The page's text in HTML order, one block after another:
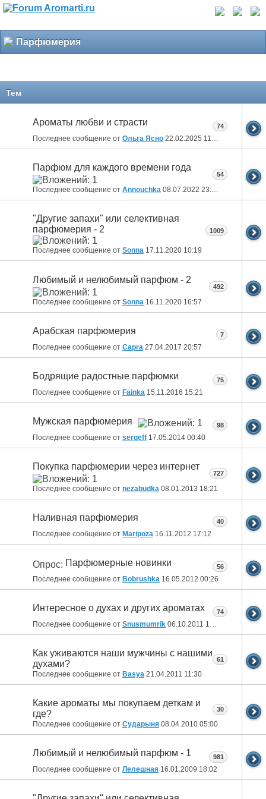
Парфюмерия
Тем
Ароматы любви и страсти
Последнее сообщение от Ольга Ясно 22.02.2025 11:18
74
Парфюм для каждого времени года
Последнее сообщение от Annouchka 08.07.2022 23:48
54
"Другие запахи" или селективная
парфюмерия - 2
Последнее сообщение от Sonna 17.11.2020 10:19
1009
Любимый и нелюбимый парфюм - 2
Последнее сообщение от Sonna 16.11.2020 16:57
492
Арабская парфюмерия
Последнее сообщение от Capra 27.04.2017 20:57
7
Бодрящие радостные парфюмки
Последнее сообщение от Fainka 15.11.2016 15:21
75
Мужская парфюмерия
Последнее сообщение от sergeff 17.05.2014 00:40
98
Покупка парфюмерии через интернет
Последнее сообщение от nezabudka 08.01.2013 18:21
727
Наливная парфюмерия
Последнее сообщение от Maripoza 16.11.2012 17:12
40
Опрос: Парфюмерные новинки
Последнее сообщение от Bobrushka 16.05.2012 00:26
56
Интересное о духах и других ароматах
Последнее сообщение от Snusmumrik 06.10.2011 14:48
74
Как уживаются наши мужчины с нашими
духами?
Последнее сообщение от Basya 21.04.2011 11:30
61
Какие ароматы мы покупаем деткам и
где?
Последнее сообщение от Сударыня 08.04.2010 05:00
30
Любимый и нелюбимый парфюм - 1
Последнее сообщение от Лелешная 16.01.2009 18:02
981